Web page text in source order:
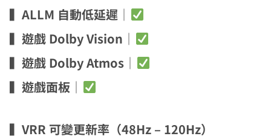
▍ALLM 自動低延遲 ｜
▍遊戲 Dolby Vision ｜
▍遊戲 Dolby Atmos ｜
▍遊戲面板 ｜
▍VRR 可變更新率（48Hz – 120Hz）